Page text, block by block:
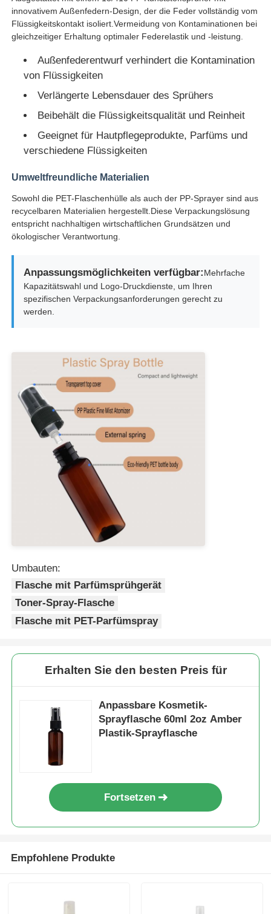
Fabrik Tour
Qualitätskontrolle
Kontakt
Referenzen
Flasche mit kosmetischer Lotion
Kosmetische Rollen-Flasche
Plastikkappe
Kosmetische Tropfdrüse
Schrauben-Lotions-Pumpe
Links-Rechts-Sperrpumpe
Clip Lock Lotion Pump
Sirup-Zufuhr-Pumpe
Feiner Nebel-Sprüher
innovativem Außenfedern-Design, der die Feder vollständig vom
Flüssigkeitskontakt isoliert.Vermeidung von Kontaminationen bei
gleichzeitiger Erhaltung optimaler Federelastik und -leistung.
Außenfederentwurf verhindert die Kontamination
von Flüssigkeiten
Verlängerte Lebensdauer des Sprühers
Beibehält die Flüssigkeitsqualität und Reinheit
Geeignet für Hautpflegeprodukte, Parfüms und
verschiedene Flüssigkeiten
Umweltfreundliche Materialien
Sowohl die PET-Flaschenhülle als auch der PP-Sprayer sind aus
recycelbaren Materialien hergestellt.Diese Verpackungslösung
entspricht nachhaltigen wirtschaftlichen Grundsätzen und
ökologischer Verantwortung.
Anpassungsmöglichkeiten verfügbar:Mehrfache
Kapazitätswahl und Logo-Druckdienste, um Ihren
spezifischen Verpackungsanforderungen gerecht zu
werden.
Umbauten:
Flasche mit Parfümsprühgerät
Toner-Spray-Flasche
Flasche mit PET-Parfümspray
Erhalten Sie den besten Preis für
Anpassbare Kosmetik-
Sprayflasche 60ml 2oz Amber
Plastik-Sprayflasche
Fortsetzen
Empfohlene Produkte